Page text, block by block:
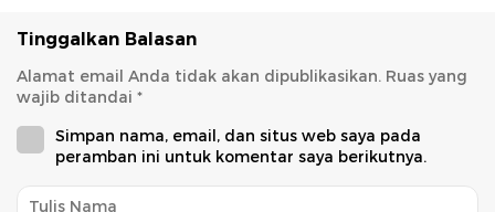
Tinggalkan Balasan
Alamat email Anda tidak akan dipublikasikan. Ruas yang
wajib ditandai *
Simpan nama, email, dan situs web saya pada
peramban ini untuk komentar saya berikutnya.